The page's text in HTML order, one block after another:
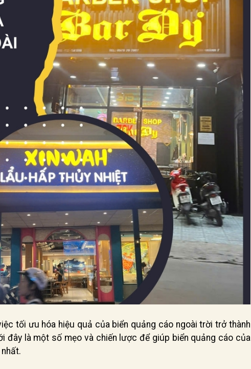
tối ưu hóa hiệu quả của biển quảng cáo ngoài trời trở thành
đây là một số mẹo và chiến lược để giúp biển quảng cáo của